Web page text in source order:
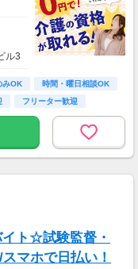
ル3
田
）-
みOK
時間・曜日相談OK
フリーター歓迎
イト☆試験監督・
マホで日払い！